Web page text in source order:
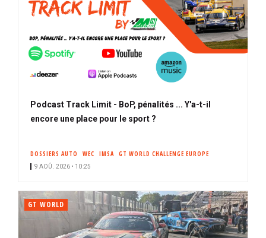
Podcast Track Limit - BoP, pénalités ... Y'a-t-il
encore une place pour le sport ?
DOSSIERS AUTO WEC IMSA GT WORLD CHALLENGE EUROPE
9 AOÛ. 2026 • 10:25
GT WORLD